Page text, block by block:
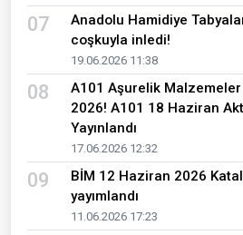
07
Anadolu Hamidiye
coşkuyla inledi!
19.06.2026 11:38
08
A101 Aşurelik
2026! A101 18 Haziran
Yayınlandı
17.06.2026 12:32
09
BİM 12 Haziran 2026
yayımlandı
11.06.2026 17:23